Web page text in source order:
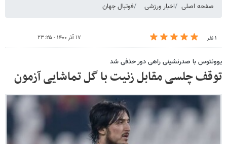
صفحه اصلی اخبار ورزشی فوتبال جهان
۱ نفر ۱۷ آذر ۱۴۰۰ - ۲۳:۲۵
یوونتوس با صدرنشینی راهی دور حذفی شد
توقف چلسی مقابل زنیت با گل تماشایی آزمون